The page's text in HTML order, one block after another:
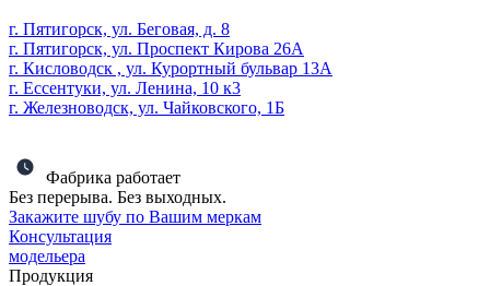
г. Пятигорск, ул. Беговая, д. 8
г. Пятигорск, ул. Проспект Кирова 26А
г. Кисловодск , ул. Курортный бульвар 13А
г. Ессентуки, ул. Ленина, 10 к3
г. Железноводск, ул. Чайковского, 1Б
Фабрика работает
Без перерыва. Без выходных.
Закажите шубу по Вашим меркам
Консультация
модельера
Продукция